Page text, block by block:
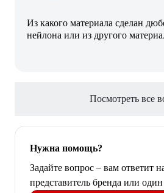
Из какого материала сделан
нейлона или из другого
Посмотреть все
Нужна помощь?
Задайте вопрос – вам ответит
представитель бренда или